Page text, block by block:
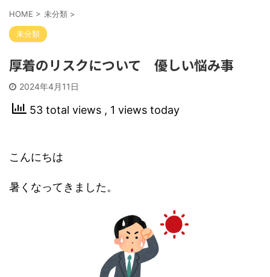
HOME > 未分類 >
未分類
厚着のリスクについて 優しい悩み事
2024年4月11日
53 total views , 1 views today
こんにちは
暑くなってきました。